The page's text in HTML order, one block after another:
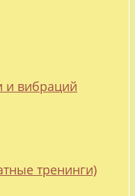
и вибраций
тренинги)